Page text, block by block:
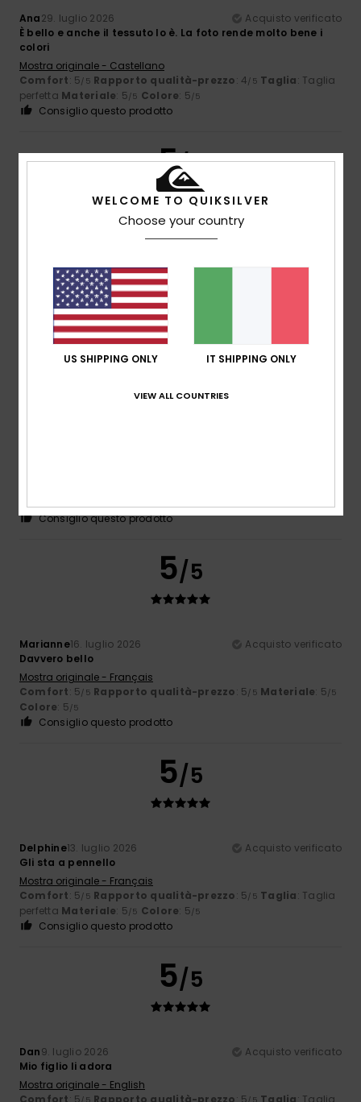
Ana29. luglio 2026
Acquisto verificato
È bello e anche il tessuto lo è. La foto rende molto bene i
colori
Mostra originale - Castellano
Comfort: 5/5 Rapporto qualità-prezzo: 4/5 Taglia: Taglia
perfetta Materiale: 5/5 Colore: 5/5
Consiglio questo prodotto
5/5
19. luglio 2026
Mostra originale - Français
Comfort: 5/5 Rapporto qualità-prezzo
perfettaMateriale: 5/5 Colore
Consiglio questo prodotto
5
Consiglio questo prodotto
5/5
Marianne16. luglio 2026
Acquisto verificato
Davvero bello
Mostra originale - Français
Comfort: 5/5 Rapporto qualità-prezzo: 5/5 Materiale: 5/5
Colore: 5/5
Consiglio questo prodotto
5/5
Delphine13. luglio 2026
Acquisto verificato
Gli sta a pennello
Mostra originale - Français
Comfort: 5/5 Rapporto qualità-prezzo: 5/5 Taglia: Taglia
perfetta Materiale: 5/5 Colore: 5/5
Consiglio questo prodotto
5/5
Dan9. luglio 2026
Acquisto verificato
Mio figlio li adora
Mostra originale - English
Comfort: 5/5 Rapporto qualità-prezzo: 5/5 Taglia: Taglia
WELCOME TO QUIKSILVER
Choose your country
US SHIPPING ONLY IT SHIPPING ONLY
VIEW ALL COUNTRIES